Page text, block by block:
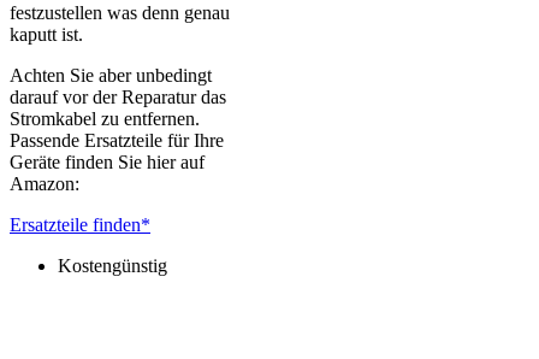
festzustellen was denn genau
kaputt ist.
Achten Sie aber unbedingt
darauf vor der Reparatur das
Stromkabel zu entfernen.
Passende Ersatzteile für Ihre
Geräte finden Sie hier auf
Amazon:
Ersatzteile finden*
Kostengünstig